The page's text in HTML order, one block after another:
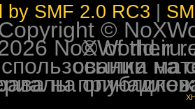
by SMF 2.0 RC3
©
© 2009-2026 NoXWorld.ru. All
При использовании
на опубликованные на форуме